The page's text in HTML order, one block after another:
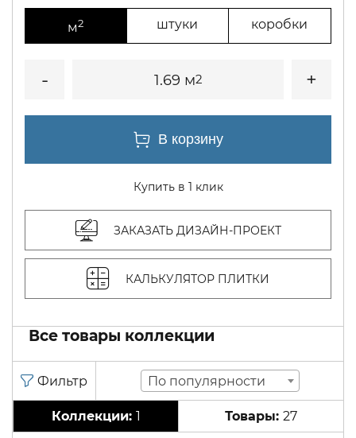
м2 штуки коробки
1.69 м2
Купить в 1 клик
ЗАКАЗАТЬ ДИЗАЙН-ПРОЕКТ
КАЛЬКУЛЯТОР ПЛИТКИ
Все товары коллекции
По популярности
1 27